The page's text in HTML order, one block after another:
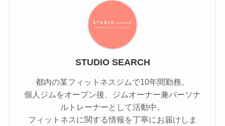
STUDIO SEARCH
都内の某フィットネスジムで10年間勤務。
個人ジムをオープン後、ジムオーナー兼パーソナ
ルトレーナーとして活動中。
フィットネスに関する情報を丁寧にお届けしま